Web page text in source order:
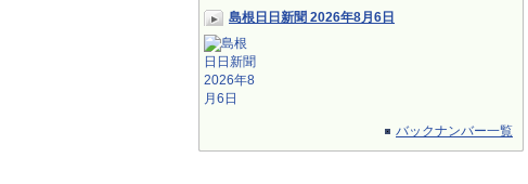
島根日日新聞 2026年8月6日
バックナンバー一覧